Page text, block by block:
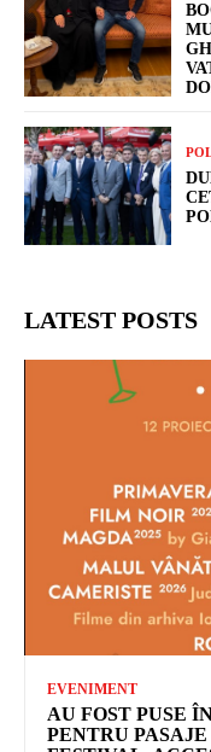
LATEST POSTS
EVENIMENT
AU FOST PUSE
PENTRU